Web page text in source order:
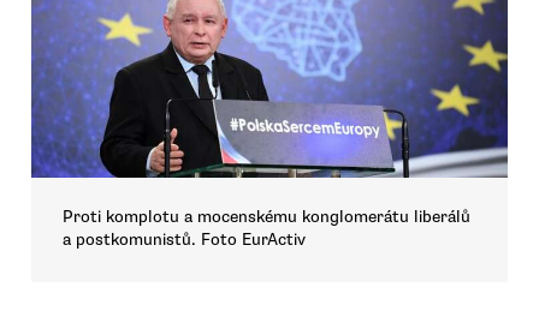
Proti komplotu a mocenskému konglomerátu liberálů
a postkomunistů. Foto EurActiv